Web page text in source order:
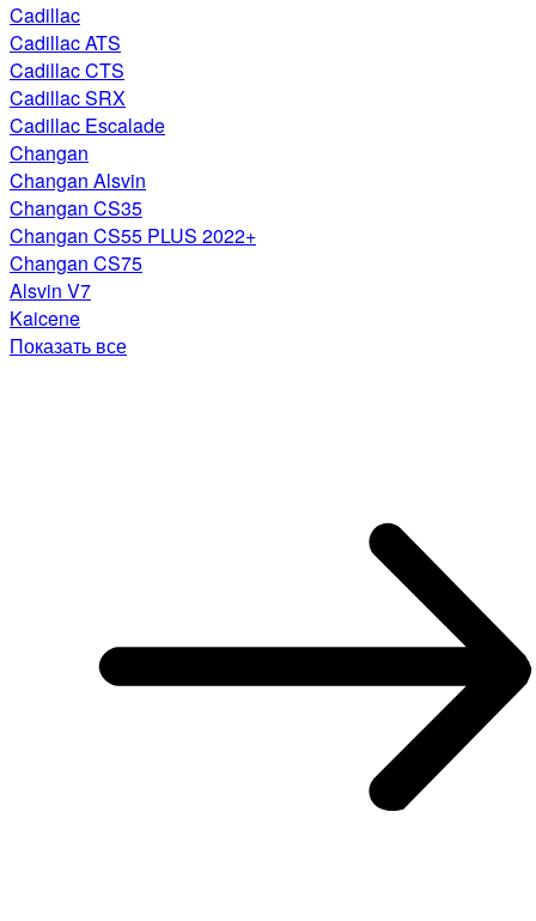
Cadillac
Cadillac ATS
Cadillac CTS
Cadillac SRX
Cadillac Escalade
Changan
Changan Alsvin
Changan CS35
Changan CS55 PLUS 2022+
Changan CS75
Alsvin V7
Kaicene
Показать все